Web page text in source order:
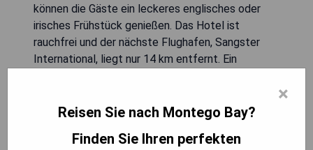
können die Gäste ein leckeres englisches oder
irisches Frühstück genießen. Das Hotel ist
rauchfrei und der nächste Flughafen, Sangster
International, liegt nur 14 km entfernt. Ein
- Kostenfreie Parkplätze
×
Reisen Sie nach Montego Bay?
Finden Sie Ihren perfekten